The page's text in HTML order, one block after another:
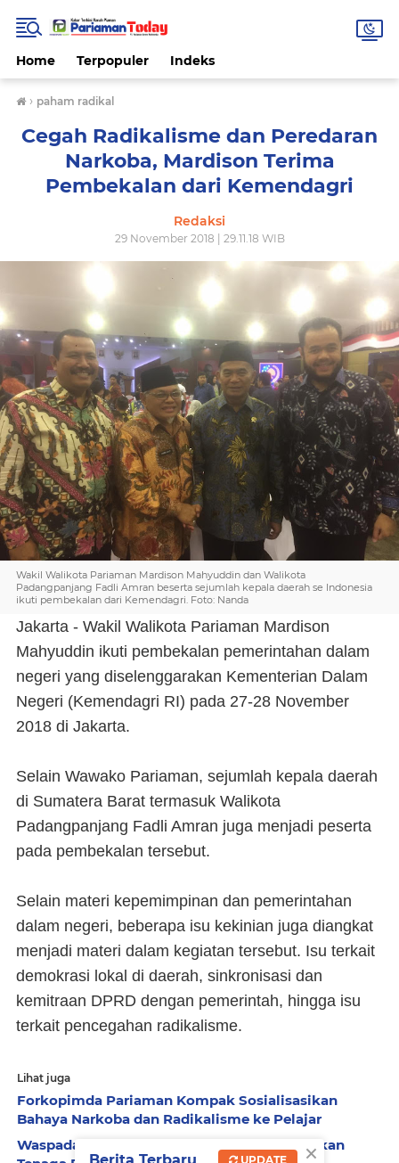
Home Terpopuler Indeks
› paham radikal
Cegah Radikalisme dan Peredaran
Narkoba, Mardison Terima
Pembekalan dari Kemendagri
Redaksi
29 November 2018 | 29.11.18 WIB
Wakil Walikota Pariaman Mardison Mahyuddin dan Walikota
Padangpanjang Fadli Amran beserta sejumlah kepala daerah se Indonesia
ikuti pembekalan dari Kemendagri. Foto: Nanda
Jakarta - Wakil Walikota Pariaman Mardison
Mahyuddin ikuti pembekalan pemerintahan dalam
negeri yang diselenggarakan Kementerian Dalam
Negeri (Kemendagri RI) pada 27-28 November
2018 di Jakarta.
Selain Wawako Pariaman, sejumlah kepala daerah
di Sumatera Barat termasuk Walikota
Padangpanjang Fadli Amran juga menjadi peserta
pada pembekalan tersebut.
Selain materi kepemimpinan dan pemerintahan
dalam negeri, beberapa isu kekinian juga diangkat
menjadi materi dalam kegiatan tersebut. Isu terkait
demokrasi lokal di daerah, sinkronisasi dan
kemitraan DPRD dengan pemerintah, hingga isu
terkait pencegahan radikalisme.
Lihat juga
Forkopimda Pariaman Kompak Sosialisasikan
Bahaya Narkoba dan Radikalisme ke Pelajar
Waspada, Paham Radikal Juga Bisa Disebarkan
×
UPDATE